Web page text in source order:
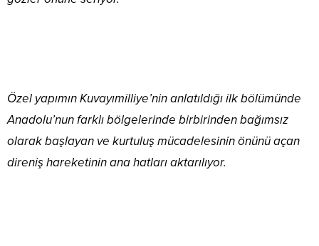
Özel yapımın Kuvayımilliye’nin anlatıldığı ilk bölümünde
Anadolu’nun farklı bölgelerinde birbirinden bağımsız
olarak başlayan ve kurtuluş mücadelesinin önünü açan
direniş hareketinin ana hatları aktarılıyor.